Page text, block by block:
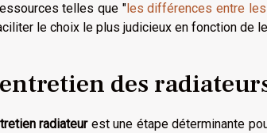
telles que "les différences entre
le choix le plus judicieux en fonction de
des
radiateurest une étape déterminante